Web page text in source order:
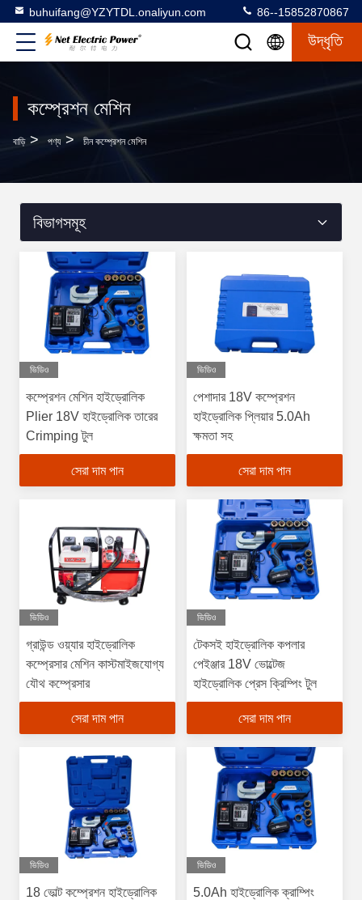
buhuifang@YZYTDL.onaliyun.com 86--15852870867
উদ্ধৃতি
কম্প্রেশন মেশিন
বাড়ি > পণ্য > চীন কম্প্রেশন মেশিন
বিভাগসমূহ
ভিডিও
কম্প্রেশন মেশিন হাইড্রোলিক
Plier 18V হাইড্রোলিক তারের
Crimping টুল
সেরা দাম পান
ভিডিও
পেশাদার 18V কম্প্রেশন
হাইড্রোলিক প্লিয়ার 5.0Ah
ক্ষমতা সহ
সেরা দাম পান
ভিডিও
গ্রাউন্ড ওয়্যার হাইড্রোলিক
কম্প্রেসার মেশিন কাস্টমাইজযোগ্য
যৌথ কম্প্রেসার
সেরা দাম পান
ভিডিও
টেকসই হাইড্রোলিক কপলার
পেইঞ্জার 18V ভোল্টেজ
হাইড্রোলিক প্রেস ক্রিম্পিং টুল
সেরা দাম পান
ভিডিও
18 ভোল্ট কম্প্রেশন হাইড্রোলিক
ভিডিও
5.0Ah হাইড্রোলিক ক্রাম্পিং